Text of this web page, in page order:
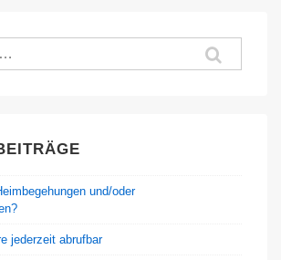
und/oder
jederzeit abrufbar